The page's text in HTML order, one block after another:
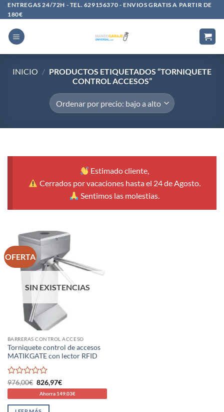
Saltar
al
contenido
ENTREGAS 24/72H - TEL. 629156370 - ENVIOS GRATIS A PARTIR DE
180€
INICIO / PRODUCTOS ETIQUETADOS “TORNIQUETE
CONTROL ACCESOS”
Estimado cliente,
Cerrados por vacaciones hasta el 24 de Agosto.
Sentimos las molestias.
OFERTA
SIN EXISTENCIAS
BARRERAS CONTROL ACCESO
Torniquete control de accesos
MATIKGATE con lector RFID
Valorado
con
0
de
976,00€ El
precio
original
era:
976,00€.
826,97€El
precio
actual
es:
Ahorra 149.03€